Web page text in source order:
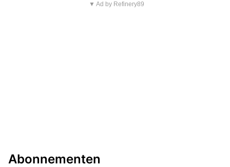
▼ Ad by Refinery89
Abonnementen